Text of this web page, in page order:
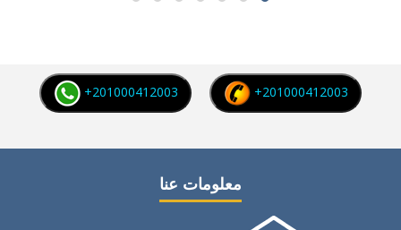
+201000412003
+201000412003
معلومات عنا